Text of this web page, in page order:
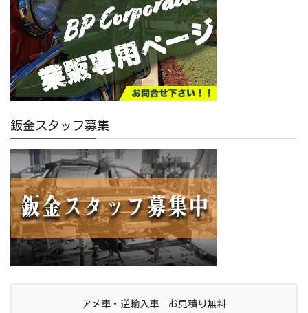
鈑金スタッフ募集
アメ車・逆輸入車 お見積り無料